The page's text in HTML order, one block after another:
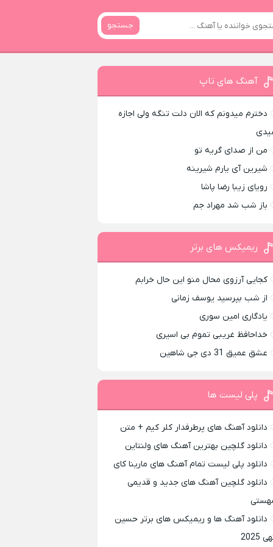
جستجو
آهنگ های تاپ
دخترم میدونم که الان دلت تنگه ولی اجازه
من از صدای گريه تو
شیرین آی یارم شیرینه
رویای زیبا رضا پاشا
باز شب شد مهراد جم
ریمیکس های برتر
کجایی آرزوی محال منو این حال خرابم
از شب بپرسید یوسف زمانی
یادگاری امین سوری
خداحافظ غریبی تموم بی اسیری
عشق عمیق 31 دی جی شاهین
پلی لیست ها
دانلود آهنگ های پرطرفدار کلر کیم + متن
دانلود گلچین بهترین آهنگ های ولنتاین
دانلود پلی لیست تمام آهنگ های مارینا کای
دانلود گلچین آهنگ های جدید و قدیمی
دانلود آهنگ ها و ریمیکس های برتر حسین
2025